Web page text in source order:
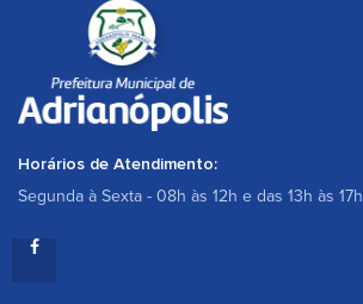
Horários de Atendimento:
Segunda à Sexta - 08h às 12h e das 13h às 17h